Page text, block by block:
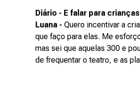
Diário - E falar para
Luana - Quero incentivar a
que faço para elas. Me
mas sei que aquelas 300 e
de frequentar o teatro, e as